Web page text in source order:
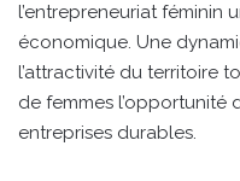
l’entrepreneuriat féminin
économique. Une
l’attractivité du territoire
de femmes l’opportunité
entreprises durables.